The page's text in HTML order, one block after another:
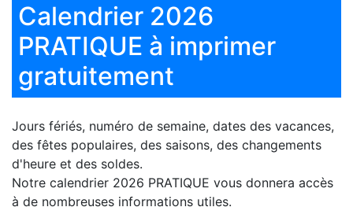
Calendrier 2026
PRATIQUE à imprimer
gratuitement
Jours fériés, numéro de semaine, dates des vacances,
des fêtes populaires, des saisons, des changements
d'heure et des soldes.
Notre calendrier 2026 PRATIQUE vous donnera accès
à de nombreuses informations utiles.